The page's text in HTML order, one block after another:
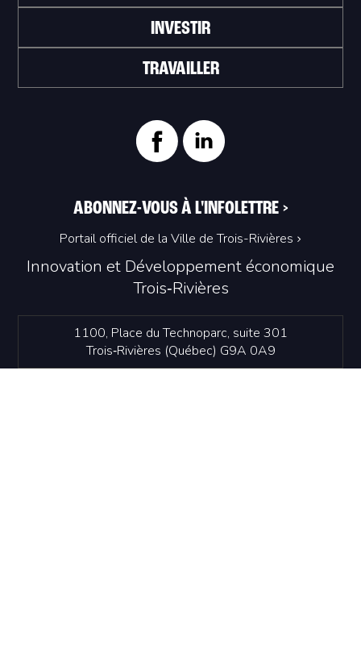
Innovation et Développement économique
Trois‑Rivières
1100, Place du Technoparc, suite 301
Trois‑Rivières (Québec) G9A 0A9
INVESTIR
TRAVAILLER
ABONNEZ-VOUS À L'INFOLETTRE >
Portail officiel de la Ville de Trois-Rivières